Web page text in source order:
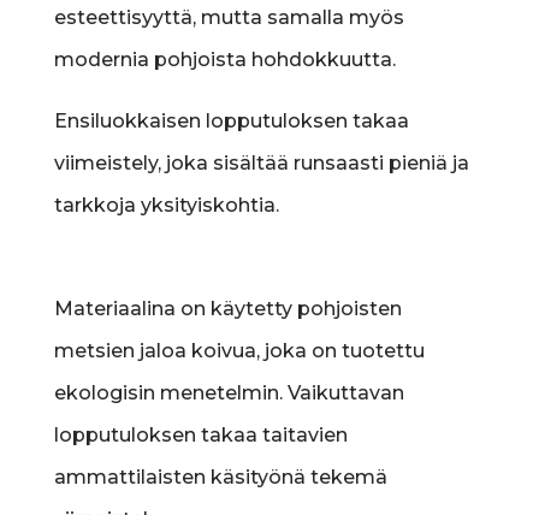
esteettisyyttä, mutta samalla myös
modernia pohjoista hohdokkuutta.
Ensiluokkaisen lopputuloksen takaa
viimeistely, joka sisältää runsaasti pieniä ja
tarkkoja yksityiskohtia.
Materiaalina on käytetty pohjoisten
metsien jaloa koivua, joka on tuotettu
ekologisin menetelmin. Vaikuttavan
lopputuloksen takaa taitavien
ammattilaisten käsityönä tekemä